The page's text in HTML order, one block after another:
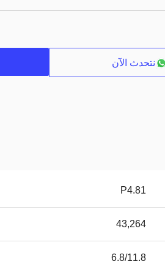
نتحدث الآن
P4.81
43,264
6.8/11.8